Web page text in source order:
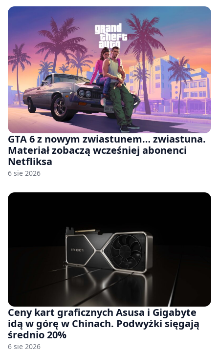
GTA 6 z nowym zwiastunem… zwiastuna.
Materiał zobaczą wcześniej abonenci
Netfliksa
6 sie 2026
Ceny kart graficznych Asusa i Gigabyte
idą w górę w Chinach. Podwyżki sięgają
średnio 20%
6 sie 2026